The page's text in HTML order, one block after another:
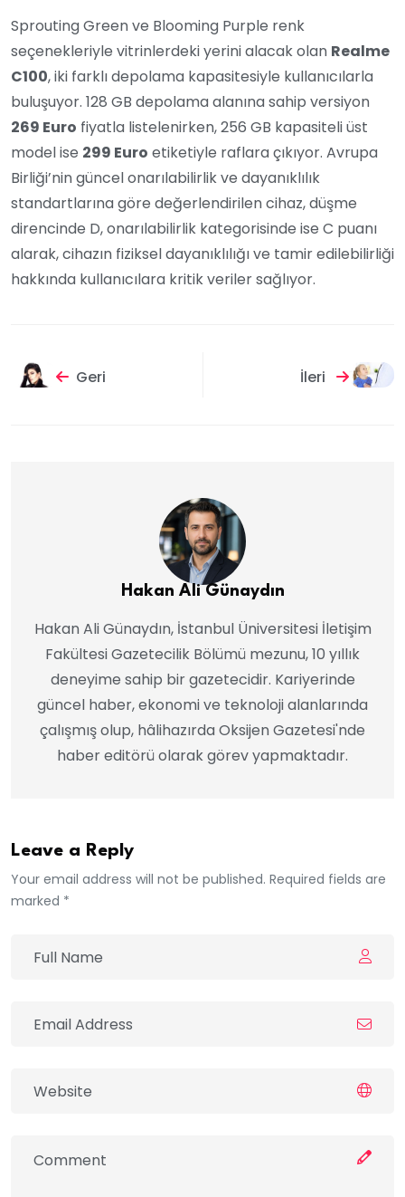
Sprouting Green ve Blooming Purple renk
seçenekleriyle vitrinlerdeki yerini alacak olan Realme
C100, iki farklı depolama kapasitesiyle kullanıcılarla
buluşuyor. 128 GB depolama alanına sahip versiyon
269 Euro fiyatla listelenirken, 256 GB kapasiteli üst
model ise 299 Euro etiketiyle raflara çıkıyor. Avrupa
Birliği’nin güncel onarılabilirlik ve dayanıklılık
standartlarına göre değerlendirilen cihaz, düşme
direncinde D, onarılabilirlik kategorisinde ise C puanı
alarak, cihazın fiziksel dayanıklılığı ve tamir edilebilirliği
hakkında kullanıcılara kritik veriler sağlıyor.
Geri İleri
Hakan Ali Günaydın
Hakan Ali Günaydın, İstanbul Üniversitesi İletişim
Fakültesi Gazetecilik Bölümü mezunu, 10 yıllık
deneyime sahip bir gazetecidir. Kariyerinde
güncel haber, ekonomi ve teknoloji alanlarında
çalışmış olup, hâlihazırda Oksijen Gazetesi'nde
haber editörü olarak görev yapmaktadır.
Leave a Reply
Your email address will not be published. Required fields are
marked *